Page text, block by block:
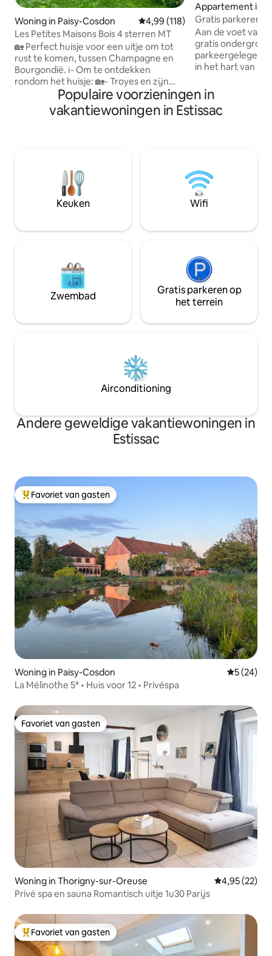
Woning in Paisy-Cosdon Gemiddelde beoordeling van
4,99 (118)
Les Petites Maisons Bois 4 sterren MT
🏡 Perfect huisje voor een uitje om tot
rust te komen, tussen Champagne en
Bourgondië. ℹ️- Om te ontdekken
rondom het huisje: 🏡- Troyes en zijn
vakwerkhuizen 🍷- Chablis en de
Wijnroute 🍽️- Gastronomie in
Bourgondië en Champagne 🗺️-
Supermarkten en lokale markt op 4 km
op 1,5 uur afstand • Troyes en Sens op 35
km afstand • Chablis en Auxerre op 50
snelweg
Appartement in
Gratis parkeren,
Uitzicht op de
Aan de voet van
gratis
in het hart van
alle
bereikbaar zijn:
Cité du Vitrail,
gezinnen en
en architectuur
die gevoelig zijn
zich onthouden.
Populaire voorzieningen in
vakantiewoningen in Estissac
Keuken Wifi
Zwembad
Gratis parkeren op
het terrein
Airconditioning
Andere geweldige vakantiewoningen in
Estissac
Topfavoriet van gasten
Favoriet van gasten
Woning in Paisy-Cosdon
5 (24)
La Mélinothe 5* • Huis voor 12 • Privéspa
Favoriet van gasten
Favoriet van gasten
Woning in Thorigny-sur-Oreuse Gemiddelde
4,95 (22)
Privé spa en sauna Romantisch uitje 1u30 Parijs
Topfavoriet van gasten
Favoriet van gasten